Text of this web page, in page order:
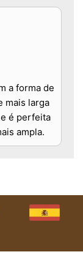
a forma de
mais larga
é perfeita
ampla.